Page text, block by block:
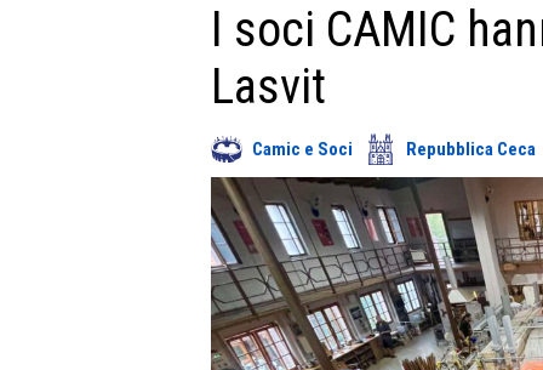
I soci CAMIC
Lasvit
Camic e Soci Repubblica Ceca